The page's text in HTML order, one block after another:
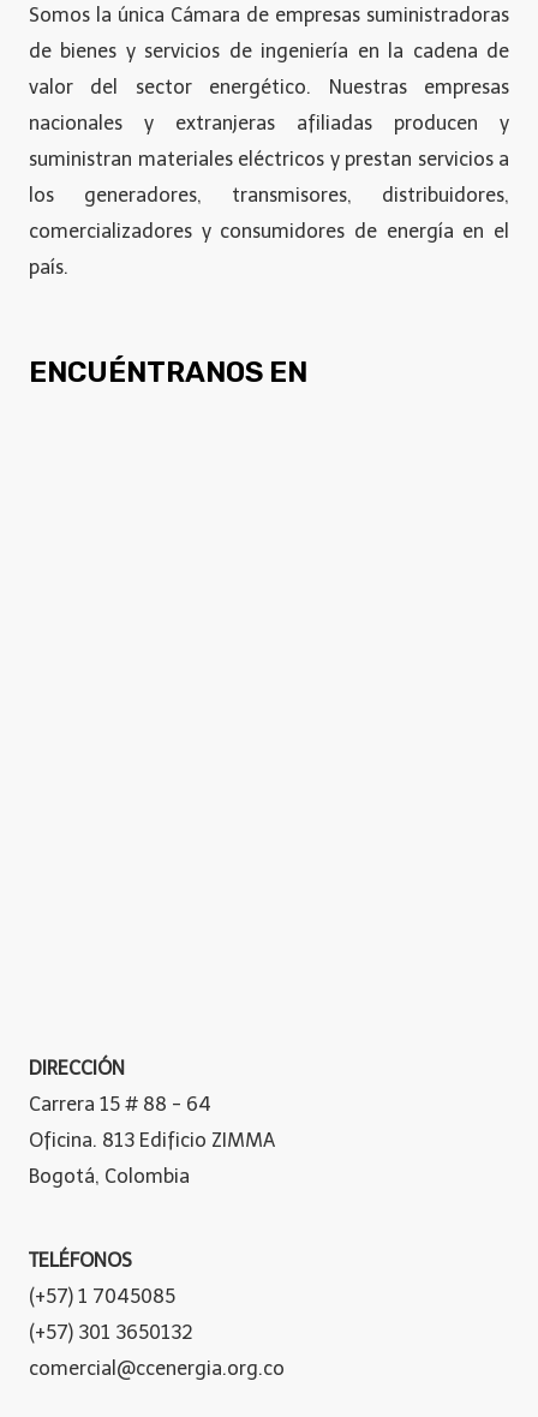
Somos la única Cámara de empresas suministradoras
de bienes y servicios de ingeniería en la cadena de
valor del sector energético. Nuestras empresas
nacionales y extranjeras afiliadas producen y
suministran materiales eléctricos y prestan servicios a
los generadores, transmisores, distribuidores,
comercializadores y consumidores de energía en el
país.
ENCUÉNTRANOS EN
DIRECCIÓN
Carrera 15 # 88 - 64
Oficina. 813 Edificio ZIMMA
Bogotá, Colombia
TELÉFONOS
(+57) 1 7045085
(+57) 301 3650132
comercial@ccenergia.org.co